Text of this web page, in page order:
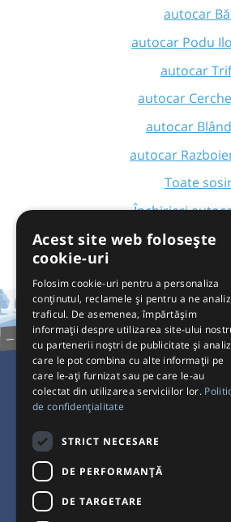
autocar
autocar Podu
autocar
autocar
autocar
autocar
Toate
Închirieri
Pentru Călători
Pentru
Interacționăm
Acceptăm plăți cu
Acest site web folosește
cookie-uri
Folosim cookie-uri pentru a personaliza
conținutul, reclamele și pentru a ne
traficul. De asemenea, împărtășim
informații despre utilizarea site-ului
cu partenerii noștri de publicitate și
care le pot combina cu alte informații pe
care le-ați furnizat sau pe care le-au
colectat din utilizarea serviciilor lor.
de confidențialitate
STRICT NECESARE
DE PERFORMANȚĂ
DE TARGETARE